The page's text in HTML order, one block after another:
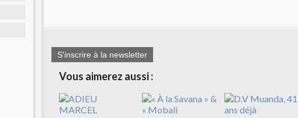
S'inscrire à la newsletter
Vous aimerez aussi :